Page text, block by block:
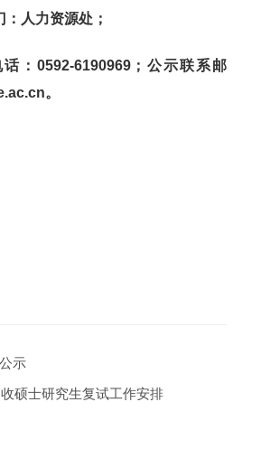
人力资源处；
： 0592-6190969 ；公示联系邮
。
示
硕士研究生复试工作安排